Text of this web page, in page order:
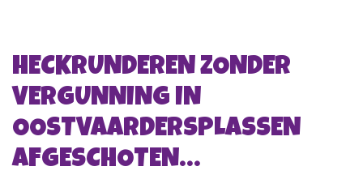
HECKRUNDEREN ZONDER
VERGUNNING IN
OOSTVAARDERSPLASSEN
AFGESCHOTEN…